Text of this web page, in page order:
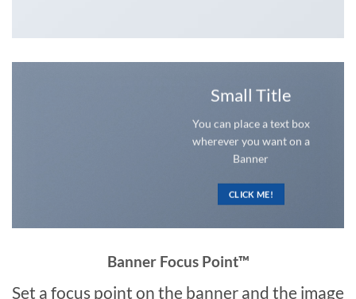
Small Title
You can place a text box
wherever you want on a
Banner
CLICK ME!
Banner Focus Point™
Set a focus point on the banner and the image